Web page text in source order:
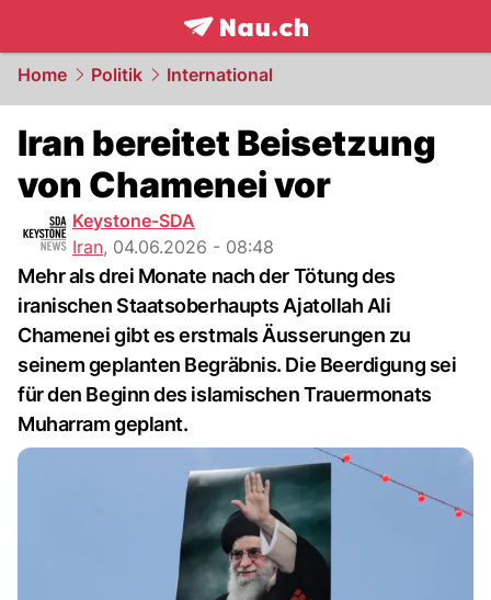
frontpage.NAU.ch
Home Politik International
Iran bereitet Beisetzung
von Chamenei vor
Keystone-SDA
Iran, 04.06.2026 - 08:48
Mehr als drei Monate nach der Tötung des
iranischen Staatsoberhaupts Ajatollah Ali
Chamenei gibt es erstmals Äusserungen zu
seinem geplanten Begräbnis. Die Beerdigung sei
für den Beginn des islamischen Trauermonats
Muharram geplant.